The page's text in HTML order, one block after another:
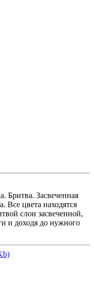
Бритва. Засвеченная
Все цвета находятся
слои засвеченной,
и доходя до нужного